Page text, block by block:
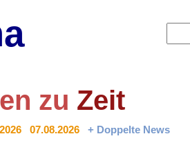
zu Zeit
07.08.2026 + Doppelte News